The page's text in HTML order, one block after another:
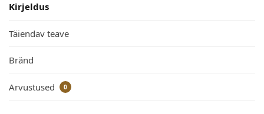
Kirjeldus
Täiendav teave
Bränd
Arvustused 0